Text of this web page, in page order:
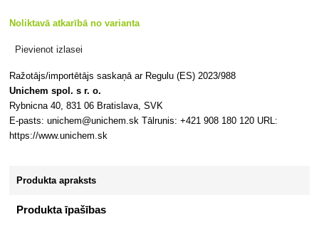
Noliktavā atkarībā no varianta
Pievienot izlasei
Ražotājs/importētājs saskaņā ar Regulu (ES) 2023/988
Unichem spol. s r. o.
Rybnicna 40, 831 06 Bratislava, SVK
E-pasts: unichem@unichem.sk Tālrunis: +421 908 180 120 URL:
https://www.unichem.sk
Produkta apraksts
Produkta īpašības